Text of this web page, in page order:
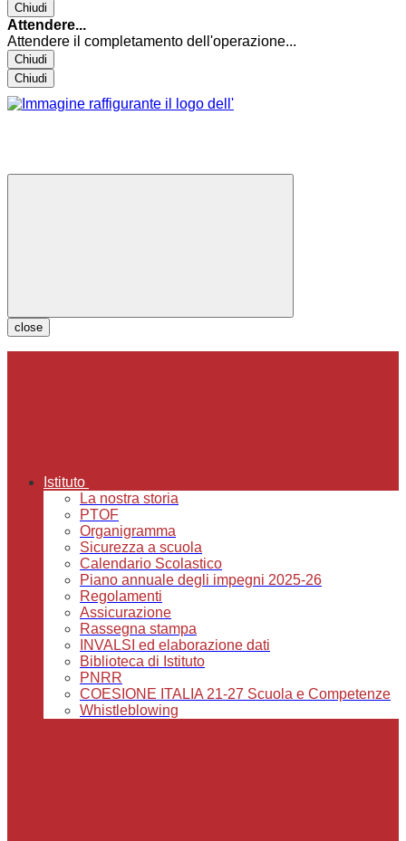
Chiudi
Attendere...
Attendere il completamento dell'operazione...
Chiudi
Chiudi
close
Istituto
La nostra storia
PTOF
Organigramma
Sicurezza a scuola
Calendario Scolastico
Piano annuale degli impegni 2025-26
Regolamenti
Assicurazione
Rassegna stampa
INVALSI ed elaborazione dati
Biblioteca di Istituto
PNRR
COESIONE ITALIA 21-27 Scuola e Competenze
Whistleblowing